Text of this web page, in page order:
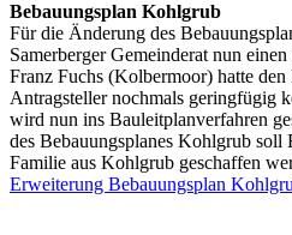
Bebauungsplan Kohlgrub
Für die Änderung des
Samerberger Gemeinderat nun
Franz Fuchs (Kolbermoor) hatte
Antragsteller nochmals geringfügig
wird nun ins Bauleitplanverfahren
des Bebauungsplanes Kohlgrub soll
Familie aus Kohlgrub geschaffen
Erweiterung Bebauungsplan